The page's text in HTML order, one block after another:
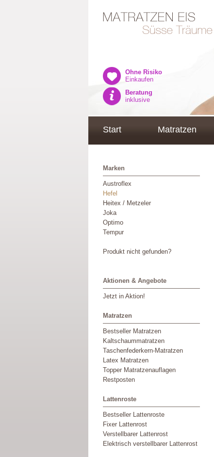
Ohne Risiko
Einkaufen
Beratung
inklusive
Start Matratzen
Marken
Austroflex
Hefel
Heitex / Metzeler
Joka
Optimo
Tempur
Produkt nicht gefunden?
Aktionen & Angebote
Jetzt in Aktion!
Matratzen
Bestseller Matratzen
Kaltschaummatratzen
Taschenfederkern-Matratzen
Latex Matratzen
Topper Matratzenauflagen
Restposten
Lattenroste
Bestseller Lattenroste
Fixer Lattenrost
Verstellbarer Lattenrost
Elektrisch verstellbarer Lattenrost